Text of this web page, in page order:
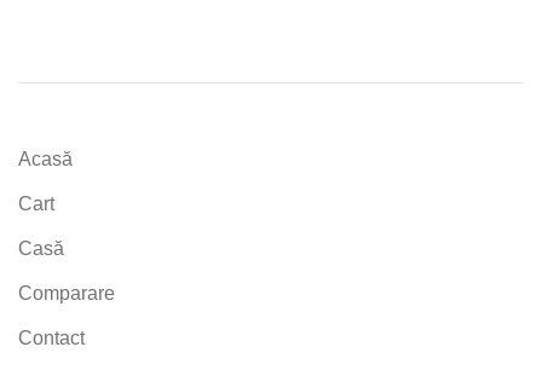
Acasă
Cart
Casă
Comparare
Contact